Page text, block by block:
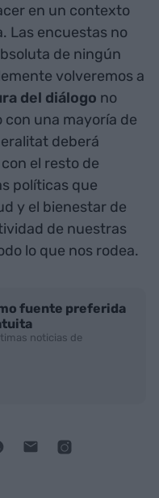
en un contexto
Las encuestas no
de ningún
volveremos a
del diálogo no
una mayoría de
deberá
el resto de
políticas que
y el bienestar de
de nuestras
lo que nos rodea.
fuente preferida
noticias de